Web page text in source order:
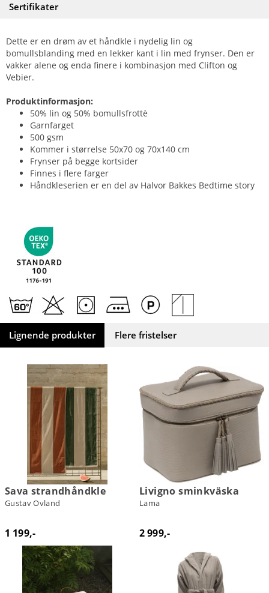
Sertifikater
Dette er en drøm av et håndkle i nydelig lin og
bomullsblanding med en lekker kant i lin med frynser. Den er
vakker alene og enda finere i kombinasjon med Clifton og
Vebier.
Produktinformasjon:
50% lin og 50% bomullsfrottè
Garnfarget
500 gsm
Kommer i størrelse 50x70 og 70x140 cm
Frynser på begge kortsider
Finnes i flere farger
Håndkleserien er en del av Halvor Bakkes Bedtime story
Lignende produkter Flere fristelser
Sava strandhåndkle
Gustav Ovland
1 199,-
Livigno sminkväska
Lama
2 999,-